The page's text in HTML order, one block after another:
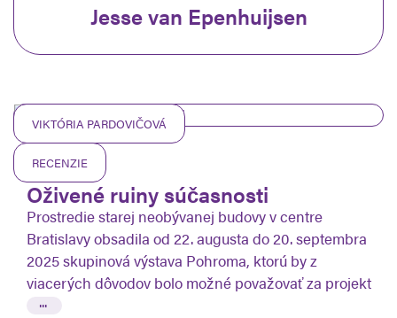
SNAPSHOTS
O NÁS
Jesse van Epenhuijsen
VIKTÓRIA PARDOVIČOVÁ
RECENZIE
23.09.2025
Oživené ruiny súčasnosti
Prostredie starej neobývanej budovy v centre
Bratislavy obsadila od 22. augusta do 20. septembra
2025 skupinová výstava Pohroma, ktorú by z
viacerých dôvodov bolo možné považovať za projekt
...